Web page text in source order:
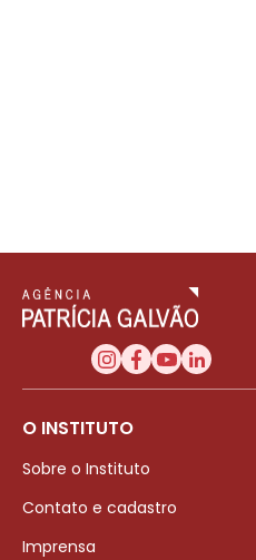
O INSTITUTO
Sobre o Instituto
Contato e cadastro
Imprensa